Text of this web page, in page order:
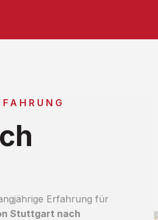
Erfahrung für
Stuttgart nach